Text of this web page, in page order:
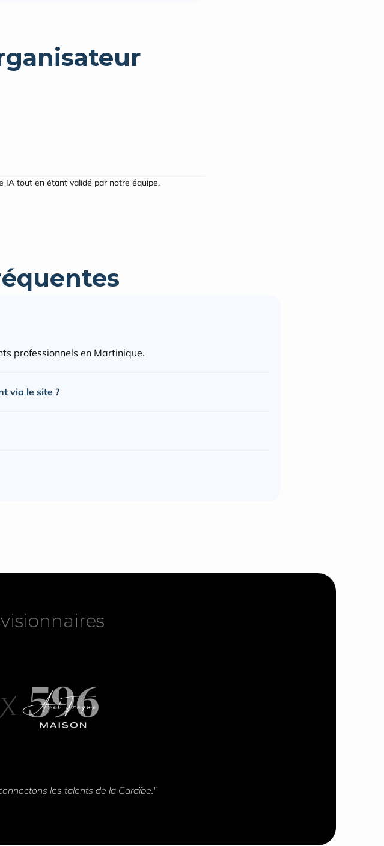
IA tout en étant validé par notre équipe.
professionnels en Martinique.
via le site ?
X
les talents de la Caraïbe."